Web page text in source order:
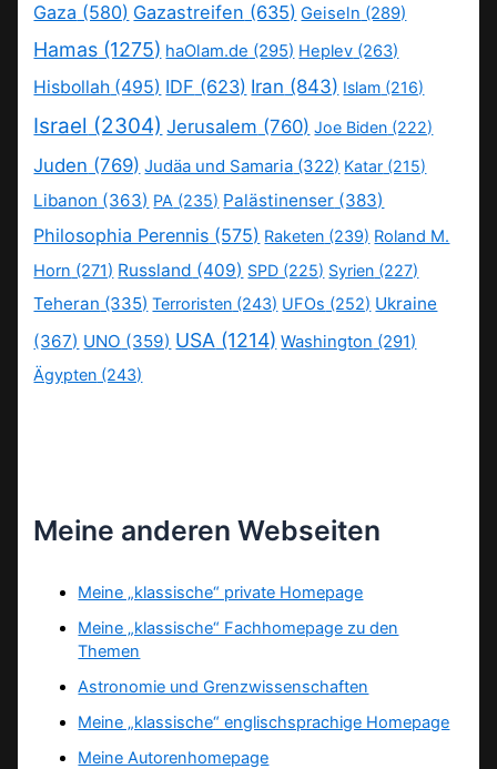
Gaza (580) Gazastreifen (635) Geiseln (289)
Hamas (1275) haOlam.de (295) Heplev (263)
Hisbollah (495) IDF (623) Iran (843) Islam (216)
Israel (2304) Jerusalem (760) Joe Biden (222)
Juden (769) Judäa und Samaria (322) Katar (215)
Libanon (363) PA (235) Palästinenser (383)
Philosophia Perennis (575) Raketen (239) Roland M.
Horn (271) Russland (409) SPD (225) Syrien (227)
Teheran (335) Terroristen (243) UFOs (252) Ukraine
(367) UNO (359) USA (1214) Washington (291)
Ägypten (243)
Meine anderen Webseiten
Meine „klassische“ private Homepage
Meine „klassische“ Fachhomepage zu den
Themen
Astronomie und Grenzwissenschaften
Meine „klassische“ englischsprachige Homepage
Meine Autorenhomepage